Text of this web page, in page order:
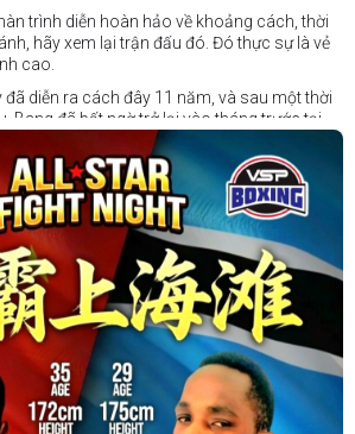
trình diễn hoàn hảo về khoảng cách, thời
hãy xem lại trận đấu đó. Đó thực sự là vẻ
cao.
đã diễn ra cách đây 11 năm, và sau một thời
Bang đã bất ngờ trở lại vào tháng trước tại
quyết định chuyển sang thi đấu chuyên
tức tạo dấu ấn mạnh mẽ. Đối đầu với một
nước chủ nhà, Bang đã thể hiện sự điềm tĩnh
chiến thắng bằng knock-out kỹ thuật.
thượng đài tại Trigger Promotion 8 ở Ho
tới thành tích 2-0 trong sự nghiệp
trán tay đấm người Ấn Độ bất bại Sandhya
luôn đầy thử thách — nhưng những gì
ra mắt cho thấy cô hoàn toàn có thể tạo